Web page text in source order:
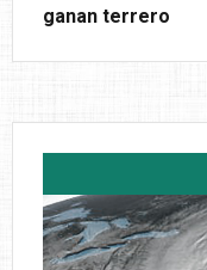
ganan terrero